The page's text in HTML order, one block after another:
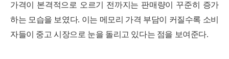
가격이 본격적으로 오르기 전까지는 판매량이 꾸준히 증가
하는 모습을 보였다. 이는 메모리 가격 부담이 커질수록 소비
자들이 중고 시장으로 눈을 돌리고 있다는 점을 보여준다.